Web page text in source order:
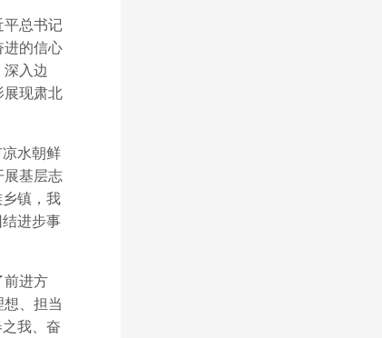
总书记
进的信心
入边
展现肃北
水朝鲜
展基层志
镇，我
进步事
进方
、担当
我、奋